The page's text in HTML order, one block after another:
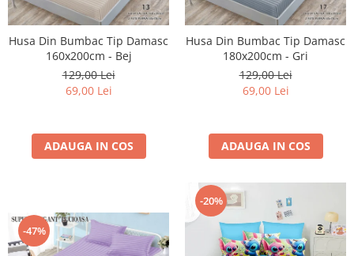
Husa Din Bumbac Tip Damasc
160x200cm - Bej
129,00 Lei
69,00 Lei
ADAUGA IN COS
Husa Din Bumbac Tip Damasc
180x200cm - Gri
129,00 Lei
69,00 Lei
ADAUGA IN COS
-47%
-20%